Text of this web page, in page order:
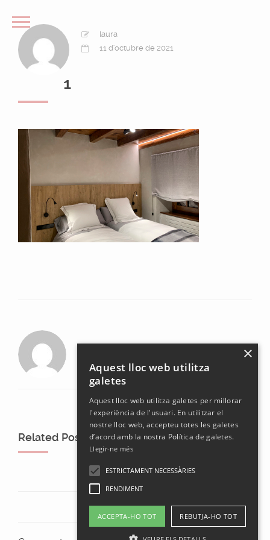
laura
11 d'octubre de 2021
1
laura
Related Posts
×
Aquest lloc web utilitza
galetes
Aquest lloc web utilitza galetes per millorar
l'experiència de l'usuari. En utilitzar el
nostre lloc web, accepteu totes les galetes
d’acord amb la nostra Política de galetes.
Llegir-ne més
ESTRICTAMENT NECESSÀRIES
RENDIMENT
ACCEPTA-HO TOT REBUTJA-HO TOT